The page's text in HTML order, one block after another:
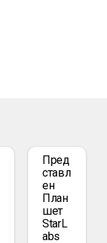
Пред
Ставл
Ен
План
Шет
StarL
Abs